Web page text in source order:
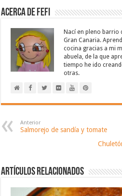
Acerca de Fefi
Nací en pleno barrio
Gran Canaria.
cocina gracias a mi
abuela, de la que
tiempo he ido
otras.
Anterior
Salmorejo de sandía y tomate
Artículos relacionados